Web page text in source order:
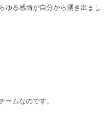
ゆる感情が自分から湧き出まし
ームなのです。